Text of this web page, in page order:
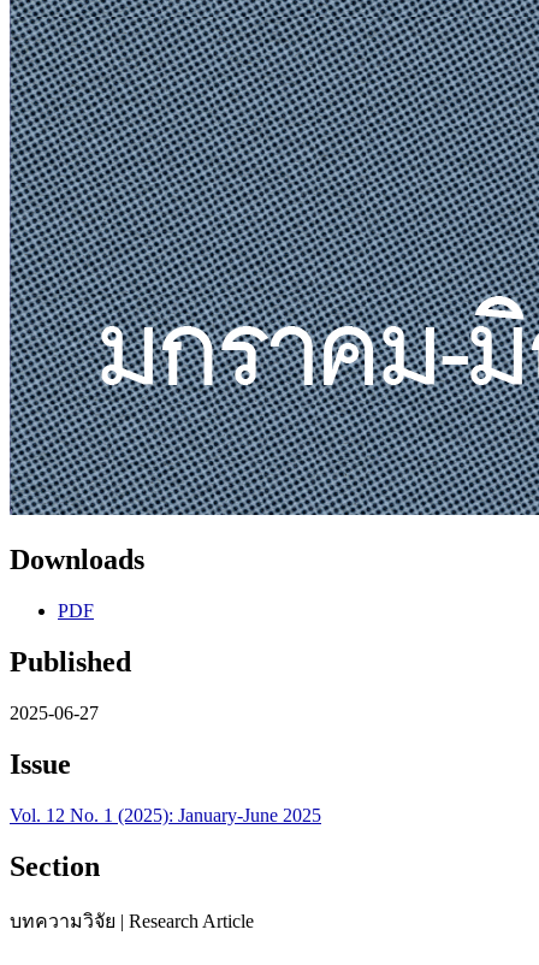
Downloads
PDF
Published
2025-06-27
Issue
Vol. 12 No. 1 (2025): January-June 2025
Section
บทความวิจัย | Research Article